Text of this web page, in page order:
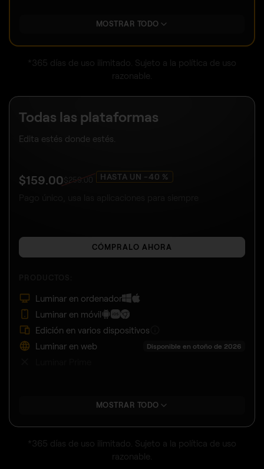
MOSTRAR TODO
*365 días de uso ilimitado. Sujeto a la política de uso
razonable.
Todas las plataformas
Edita estés donde estés.
$159.00 259.00 HASTA UN -40 %
CÓMPRALO AHORA
Luminar en ordenador
Luminar en móvil
Edición en varios dispositivos
Luminar en web
Disponible en otoño de 2026
MOSTRAR TODO
*365 días de uso ilimitado. Sujeto a la política de uso
razonable.